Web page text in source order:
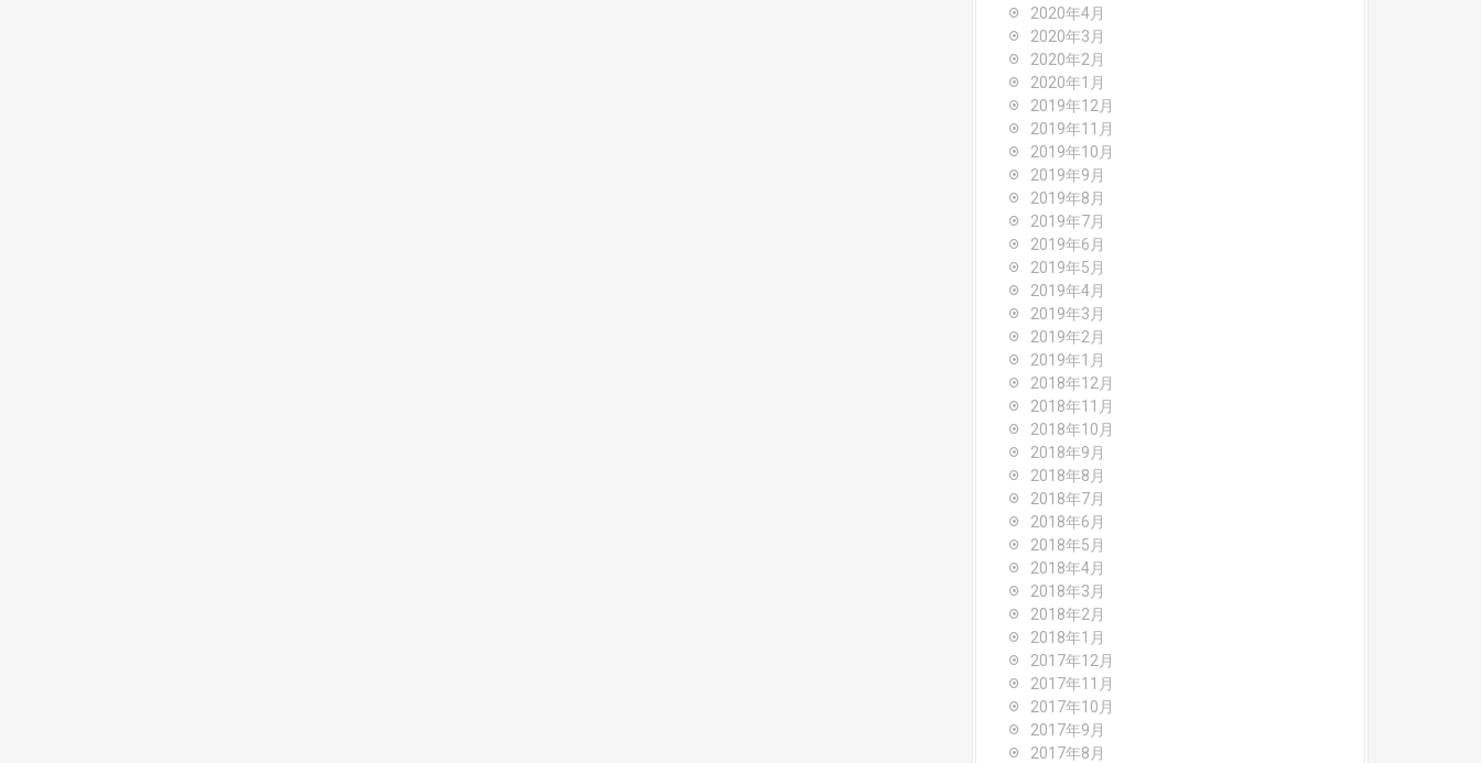
2020年4月
2020年3月
2020年2月
2020年1月
2019年12月
2019年11月
2019年10月
2019年9月
2019年8月
2019年7月
2019年6月
2019年5月
2019年4月
2019年3月
2019年2月
2019年1月
2018年12月
2018年11月
2018年10月
2018年9月
2018年8月
2018年7月
2018年6月
2018年5月
2018年4月
2018年3月
2018年2月
2018年1月
2017年12月
2017年11月
2017年10月
2017年9月
2017年8月